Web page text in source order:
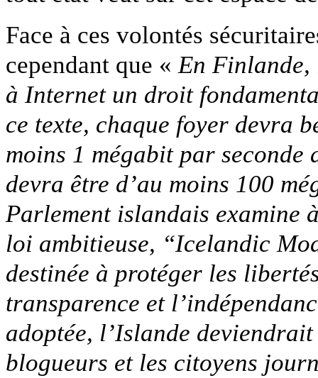
Face à ces volontés
cependant que «En Finlande,
à Internet un droit
ce texte, chaque foyer devra
moins 1 mégabit par
devra être d’au moins 100
Parlement islandais examine
loi ambitieuse, “Icelandic
destinée à protéger les
transparence et
adoptée, l’Islande
blogueurs et les citoyens